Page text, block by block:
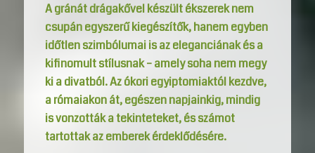
A gránát drágakővel készült ékszerek nem
csupán egyszerű kiegészítők, hanem egyben
időtlen szimbólumai is az eleganciának és a
kifinomult stílusnak – amely soha nem megy
ki a divatból. Az ókori egyiptomiaktól kezdve,
a rómaiakon át, egészen napjainkig, mindig
is vonzották a tekinteteket, és számot
tartottak az emberek érdeklődésére.